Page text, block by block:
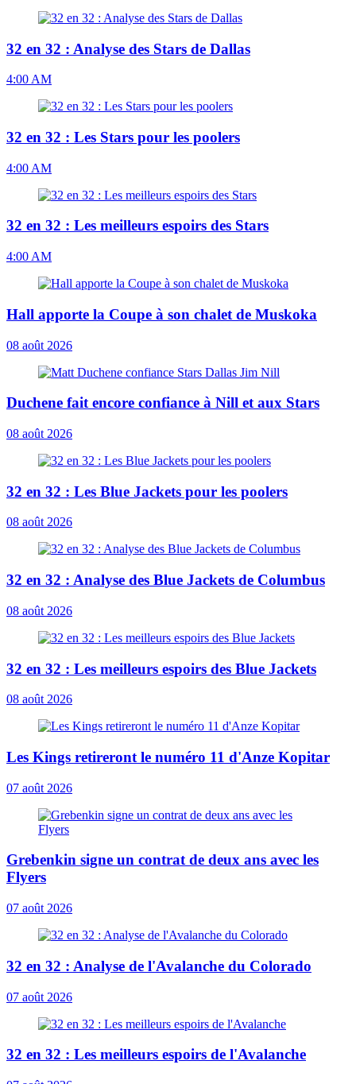
32 en 32 : Analyse des Stars de Dallas
4:00 AM
32 en 32 : Les Stars pour les poolers
4:00 AM
32 en 32 : Les meilleurs espoirs des Stars
4:00 AM
Hall apporte la Coupe à son chalet de Muskoka
08 août 2026
Duchene fait encore confiance à Nill et aux Stars
08 août 2026
32 en 32 : Les Blue Jackets pour les poolers
08 août 2026
32 en 32 : Analyse des Blue Jackets de Columbus
08 août 2026
32 en 32 : Les meilleurs espoirs des Blue Jackets
08 août 2026
Les Kings retireront le numéro 11 d'Anze Kopitar
07 août 2026
Grebenkin signe un contrat de deux ans avec les
Flyers
07 août 2026
32 en 32 : Analyse de l'Avalanche du Colorado
07 août 2026
32 en 32 : Les meilleurs espoirs de l'Avalanche